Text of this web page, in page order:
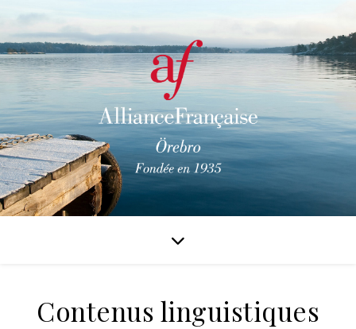
Contenus linguistiques